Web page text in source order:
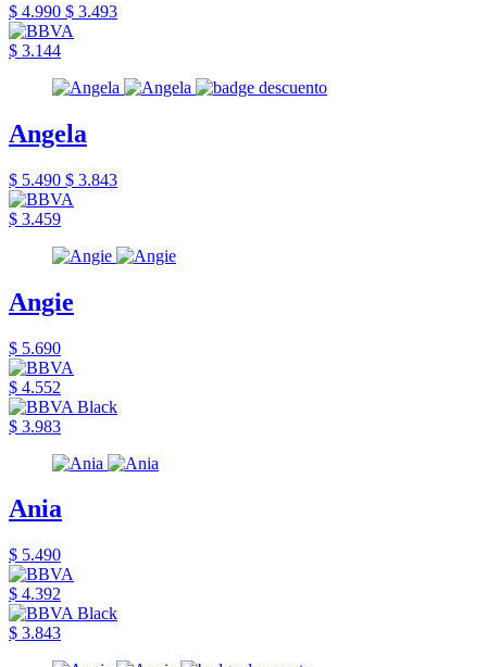
$ 4.990 $ 3.493
$ 3.144
Angela
$ 5.490 $ 3.843
$ 3.459
Angie
$ 5.690
$ 4.552
$ 3.983
Ania
$ 5.490
$ 4.392
$ 3.843